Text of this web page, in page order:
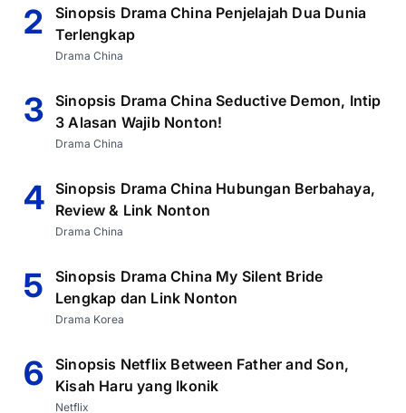
2
Sinopsis Drama China Penjelajah Dua Dunia
Terlengkap
Drama China
3
Sinopsis Drama China Seductive Demon, Intip
3 Alasan Wajib Nonton!
Drama China
4 Sinopsis Drama China Hubungan Berbahaya,
Review & Link Nonton
Drama China
5
Sinopsis Drama China My Silent Bride
Lengkap dan Link Nonton
Drama Korea
6
Sinopsis Netflix Between Father and Son,
Kisah Haru yang Ikonik
Netflix